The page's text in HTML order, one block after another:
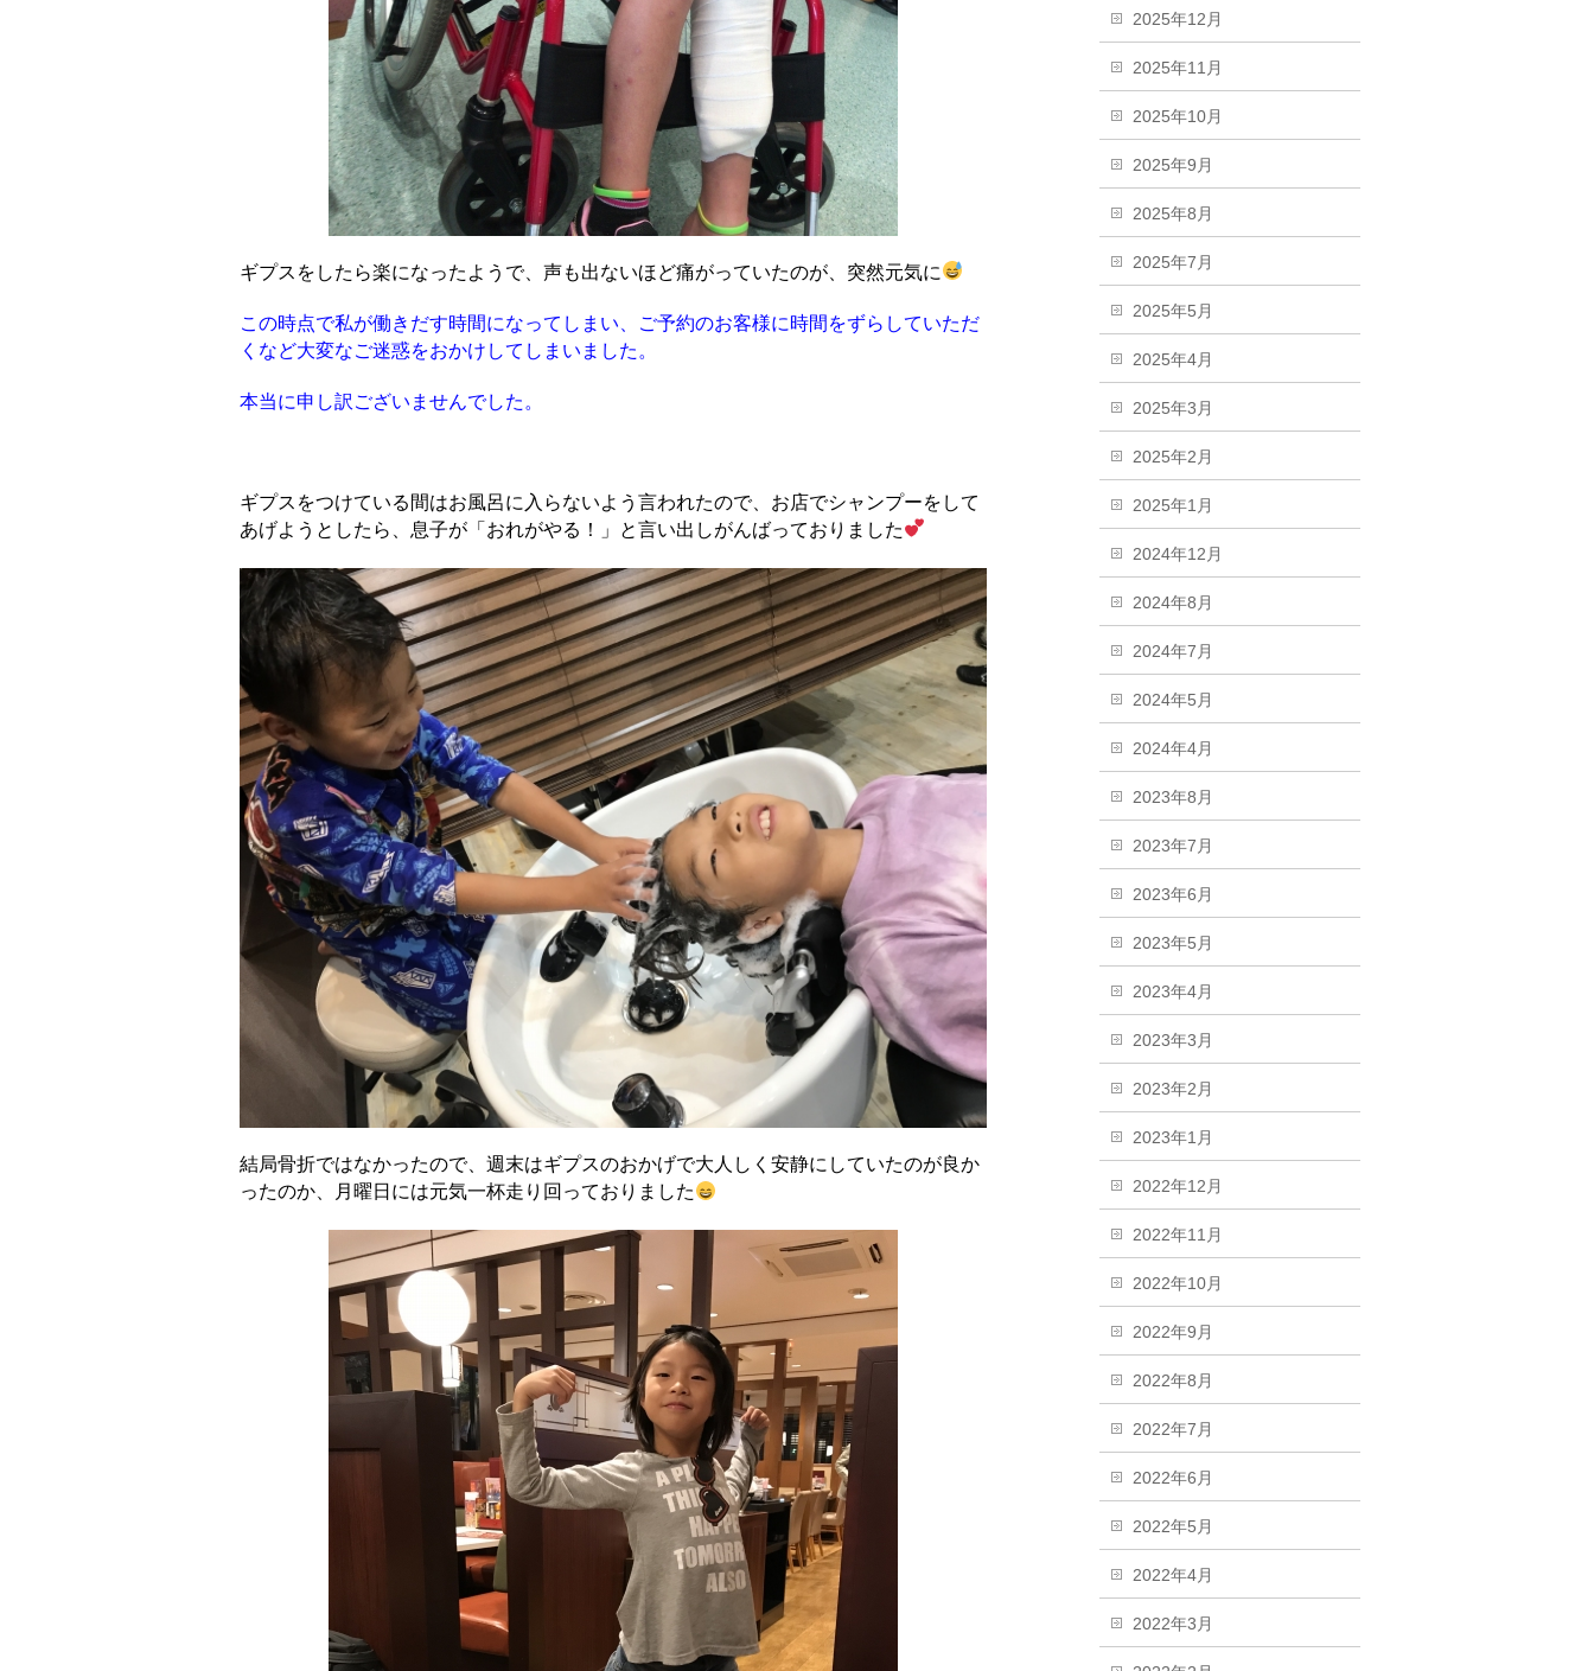
ギプスをしたら楽になったようで、声も出ないほど痛がっていたのが、突然元気に
この時点で私が働きだす時間になってしまい、ご予約のお客様に時間をずらしていただ
くなど大変なご迷惑をおかけしてしまいました。
本当に申し訳ございませんでした。
ギプスをつけている間はお風呂に入らないよう言われたので、お店でシャンプーをして
あげようとしたら、 息子が「おれがやる！」と言い出しがんばっておりました
結局骨折ではなかったので、週末はギプスのおかげで大人しく安静にしていたのが良か
ったのか、月曜日には元気一杯走り回っておりました
2025年12月
2025年11月
2025年10月
2025年9月
2025年8月
2025年7月
2025年5月
2025年4月
2025年3月
2025年2月
2025年1月
2024年12月
2024年8月
2024年7月
2024年5月
2024年4月
2023年8月
2023年7月
2023年6月
2023年5月
2023年4月
2023年3月
2023年2月
2023年1月
2022年12月
2022年11月
2022年10月
2022年9月
2022年8月
2022年7月
2022年6月
2022年5月
2022年4月
2022年3月